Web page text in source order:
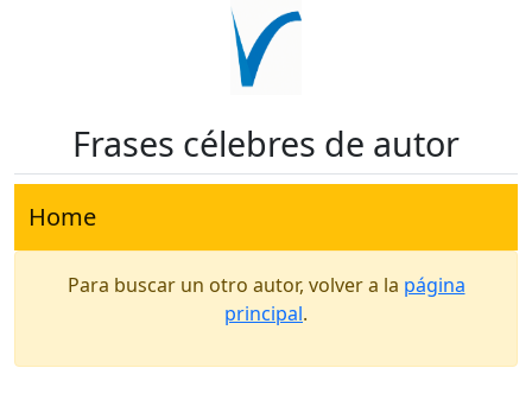
Frases célebres de autor
Home
Para buscar un otro autor, volver a la página
principal.